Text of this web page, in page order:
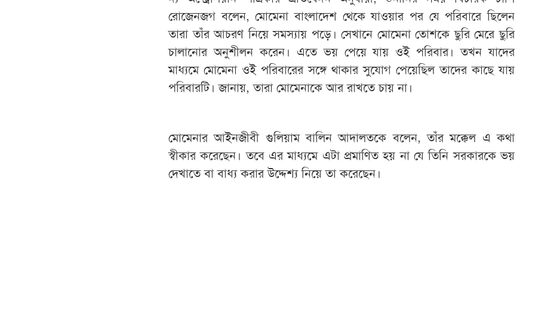
রোজেনজগ বলেন, মোমেনা বাংলাদেশ থেকে যাওয়ার পর যে পরিবারে ছিলেন
তারা তাঁর আচরণ নিয়ে সমস্যায় পড়ে। সেখানে মোমেনা তোশকে ছুরি মেরে ছুরি
চালানোর অনুশীলন করেন। এতে ভয় পেয়ে যায় ওই পরিবার। তখন যাদের
মাধ্যমে মোমেনা ওই পরিবারের সঙ্গে থাকার সুযোগ পেয়েছিল তাদের কাছে যায়
পরিবারটি। জানায়, তারা মোমেনাকে আর রাখতে চায় না।
মোমেনার আইনজীবী গুলিয়াম বালিন আদালতকে বলেন, তাঁর মক্কেল এ কথা
স্বীকার করেছেন। তবে এর মাধ্যমে এটা প্রমাণিত হয় না যে তিনি সরকারকে ভয়
দেখাতে বা বাধ্য করার উদ্দেশ্য নিয়ে তা করেছেন।